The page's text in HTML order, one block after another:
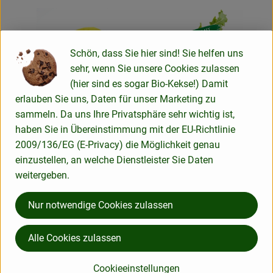
, Preis:
0,00 €/ Stück
Infoblatt Cedro
Produkt zum Warenkorb hinzufügen
, Preis:
0,00 €/ Stück
Infoblatt Cime di Rapa
Schön, dass Sie hier sind! Sie helfen uns
sehr, wenn Sie unsere Cookies zulassen
(hier sind es sogar Bio-Kekse!) Damit
erlauben Sie uns, Daten für unser Marketing zu
sammeln. Da uns Ihre Privatsphäre sehr wichtig ist,
haben Sie in Übereinstimmung mit der EU-Richtlinie
2009/136/EG (E-Privacy) die Möglichkeit genau
einzustellen, an welche Dienstleister Sie Daten
weitergeben.
Cookieeinstellungen
Nur notwendige Cookies zulassen
Alle Cookies zulassen